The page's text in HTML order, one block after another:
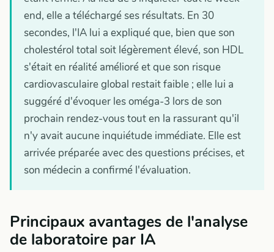
end, elle a téléchargé ses résultats. En 30
secondes, l'IA lui a expliqué que, bien que son
cholestérol total soit légèrement élevé, son HDL
s'était en réalité amélioré et que son risque
cardiovasculaire global restait faible ; elle lui a
suggéré d'évoquer les oméga-3 lors de son
prochain rendez-vous tout en la rassurant qu'il
n'y avait aucune inquiétude immédiate. Elle est
arrivée préparée avec des questions précises, et
son médecin a confirmé l'évaluation.
Principaux avantages de l'analyse
de laboratoire par IA